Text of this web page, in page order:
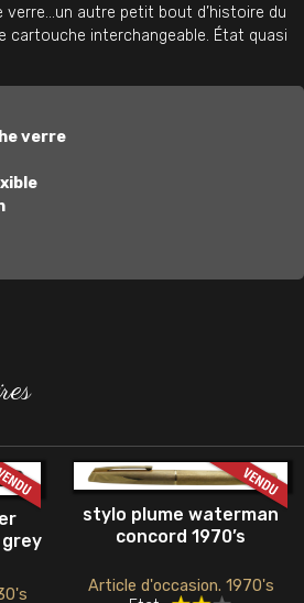
verre…un autre petit bout d’histoire du
cartouche interchangeable. État quasi
verre
stylo plume waterman
concord 1970’s
Article d'occasion. 1970's